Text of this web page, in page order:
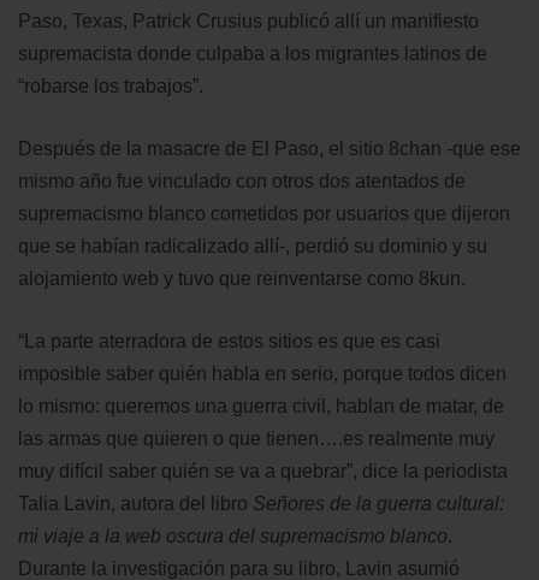
Paso, Texas, Patrick Crusius publicó allí un manifiesto
supremacista donde culpaba a los migrantes latinos de
“robarse los trabajos”.
Después de la masacre de El Paso, el sitio 8chan -que ese
mismo año fue vinculado con otros dos atentados de
supremacismo blanco cometidos por usuarios que dijeron
que se habían radicalizado allí-, perdió su dominio y su
alojamiento web y tuvo que reinventarse como 8kun.
“La parte aterradora de estos sitios es que es casi
imposible saber quién habla en serio, porque todos dicen
lo mismo: queremos una guerra civil, hablan de matar, de
las armas que quieren o que tienen….es realmente muy
muy difícil saber quién se va a quebrar”, dice la periodista
Talia Lavin, autora del libro Señores de la guerra cultural:
mi viaje a la web oscura del supremacismo blanco.
Durante la investigación para su libro, Lavin asumió